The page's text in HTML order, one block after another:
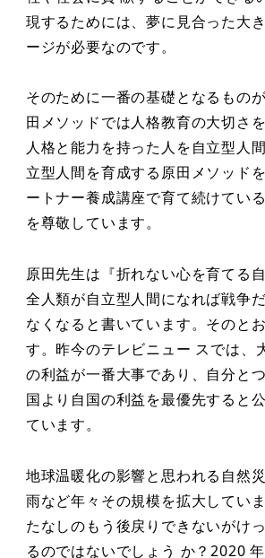
現するためには、夢に見合った大
ージが必要なのです。
そのために一番の基礎となるもの
田メソッドでは人格教育の大切さ
人格と能力を持った人を自立型人
立型人間を育成する原田メソッド
ートナー養成講座で育て続けてい
を尊敬しています。
原田先生は『折れない心を育てる
全人類が自立型人間になれば戦争
なくなると書いています。そのと
す。昨今のテレビニュー スでは、
の利益が一番大事であり、自分と
国より自国の利益を最優先すると
ています。
地球温暖化の影響と思われる自然
雨など年々その規模を拡大してい
たなしのもう後戻りできないがけ
るのではないでしょう か？2020